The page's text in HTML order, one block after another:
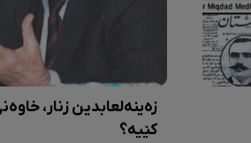
کێیە؟